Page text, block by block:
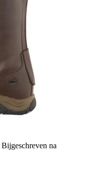
Bijgeschreven na